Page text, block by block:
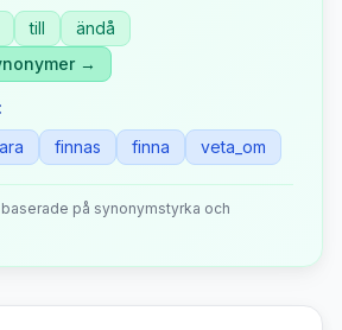
till
ändå
→
finnas finna veta_om
på synonymstyrka och